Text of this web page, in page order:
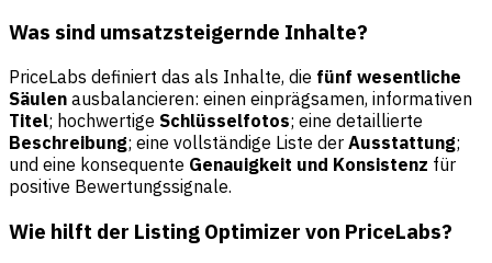
Was sind umsatzsteigernde Inhalte?
PriceLabs definiert das als Inhalte, die fünf wesentliche
Säulen ausbalancieren: einen einprägsamen, informativen
Titel; hochwertige Schlüsselfotos; eine detaillierte
Beschreibung; eine vollständige Liste der Ausstattung;
und eine konsequente Genauigkeit und Konsistenz für
positive Bewertungssignale.
Wie hilft der Listing Optimizer von PriceLabs?